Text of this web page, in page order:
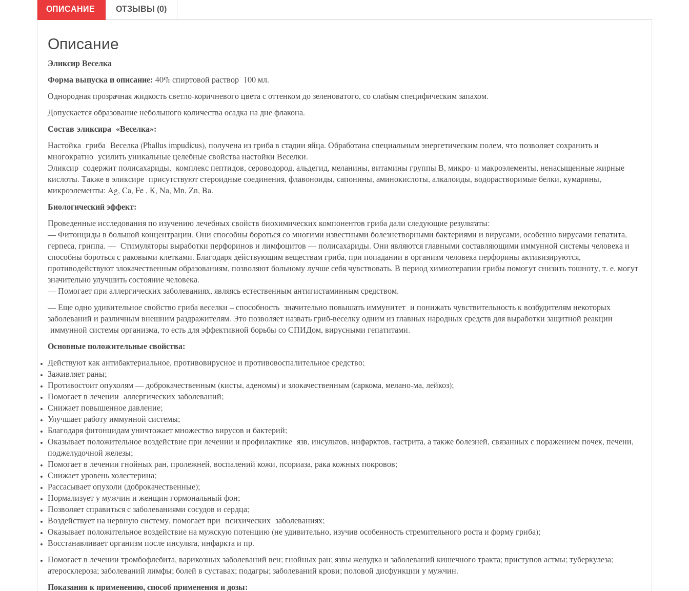
ОПИСАНИЕ ОТЗЫВЫ (0)
Описание
Эликсир Веселка
Форма выпуска и описание: 40% спиртовой раствор 100 мл.
Однородная прозрачная жидкость светло-коричневого цвета с оттенком до зеленоватого, со слабым специфическим запахом.
Допускается образование небольшого количества осадка на дне флакона.
Состав эликсира «Веселка»:
Настойка гриба Веселка (Phallus impudicus), получена из гриба в стадии яйца. Обработана специальным энергетическим полем, что позволяет сохранить и
многократно усилить уникальные целебные свойства настойки Веселки.
Эликсир содержит полисахариды, комплекс пептидов, сероводород, альдегид, меланины, витамины группы В, микро- и макроэлементы, ненасыщенные жирные
кислоты. Также в эликсире присутствуют стероидные соединения, флавоноиды, сапонины, аминокислоты, алкалоиды, водорастворимые белки, кумарины,
микроэлементы: Ag, Ca, Fe , К, Na, Mn, Zn, Ba.
Биологический эффект:
Проведенные исследования по изучению лечебных свойств биохимических компонентов гриба дали следующие результаты:
— Фитонциды в большой концентрации. Они способны бороться со многими известными болезнетворными бактериями и вирусами, особенно вирусами гепатита,
герпеса, гриппа. — Стимуляторы выработки перфоринов и лимфоцитов — полисахариды. Они являются главными составляющими иммунной системы человека и
способны бороться с раковыми клетками. Благодаря действующим веществам гриба, при попадании в организм человека перфорины активизируются,
противодействуют злокачественным образованиям, позволяют больному лучше себя чувствовать. В период химиотерапии грибы помогут снизить тошноту, т. е. могут
значительно улучшить состояние человека.
— Помогает при аллергических заболеваниях, являясь естественным антигистаминным средством.
— Еще одно удивительное свойство гриба веселки – способность значительно повышать иммунитет и понижать чувствительность к возбудителям некоторых
заболеваний и различным внешним раздражителям. Это позволяет назвать гриб-веселку одним из главных народных средств для выработки защитной реакции
иммунной системы организма, то есть для эффективной борьбы со СПИДом, вирусными гепатитами.
Основные положительные свойства:
Действуют как антибактериальное, противовирусное и противовоспалительное средство;
Заживляет раны;
Противостоит опухолям — доброкачественным (кисты, аденомы) и злокачественным (саркома, мелано-ма, лейкоз);
Помогает в лечении аллергических заболеваний;
Снижает повышенное давление;
Улучшает работу иммунной системы;
Благодаря фитонцидам уничтожает множество вирусов и бактерий;
Оказывает положительное воздействие при лечении и профилактике язв, инсультов, инфарктов, гастрита, а также болезней, связанных с поражением почек, печени,
поджелудочной железы;
Помогает в лечении гнойных ран, пролежней, воспалений кожи, псориаза, рака кожных покровов;
Снижает уровень холестерина;
Рассасывает опухоли (доброкачественные);
Нормализует у мужчин и женщин гормональный фон;
Позволяет справиться с заболеваниями сосудов и сердца;
Воздействует на нервную систему, помогает при психических заболеваниях;
Оказывает положительное воздействие на мужскую потенцию (не удивительно, изучив особенность стремительного роста и форму гриба);
Восстанавливает организм после инсульта, инфаркта и пр.
Помогает в лечении тромбофлебита, варикозных заболеваний вен; гнойных ран; язвы желудка и заболеваний кишечного тракта; приступов астмы; туберкулеза;
атеросклероза; заболеваний лимфы; болей в суставах; подагры; заболеваний крови; половой дисфункции у мужчин.
Показания к применению, способ применения и дозы: